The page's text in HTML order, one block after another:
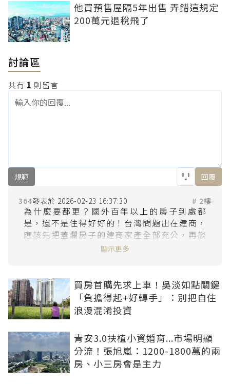
他買預售屋隔5年出售 弄錯這規定
200萬元退稅飛了
討論區
共有 1 則留言
規範 回覆
364 2026-02-23 16:37:30 # 2樓
為什麼要都更？國外百年以上的房子到處都
是，還不是住得好好的！台灣問題出在建商，
應該先把蓋爛房子的建商家產全部充公，再談
顯示更多
買房首購先求上車！吳淡如點關鍵
「負擔得起+好轉手」：別把自住
浪漫混淆投資
青安3.0扶植小資婚育...市場明顯
分流！張旭嵐：1200-1800萬的兩
房、小三房會是主力